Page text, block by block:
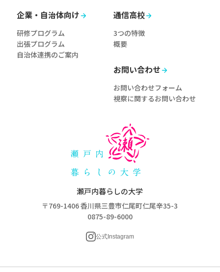
企業・自治体向け
研修プログラム
出張プログラム
自治体連携のご案内
通信高校
3つの特徴
概要
お問い合わせ
お問い合わせフォーム
視察に関するお問い合わせ
瀬戸内暮らしの大学
〒769-1406 香川県三豊市仁尾町仁尾辛35-3
0875-89-6000
公式Instagram